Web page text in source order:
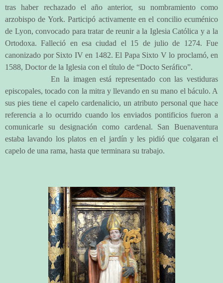
tras haber rechazado el año anterior, su nombramiento como
arzobispo de York. Participó activamente en el concilio ecuménico
de Lyon, convocado para tratar de reunir a la Iglesia Católica y a la
Ortodoxa. Falleció en esa ciudad el 15 de julio de 1274. Fue
canonizado por Sixto IV en 1482. El Papa Sixto V lo proclamó, en
1588, Doctor de la Iglesia con el título de “Docto Seráfico”.
En la imagen está representado con las vestiduras
episcopales, tocado con la mitra y llevando en su mano el báculo. A
sus pies tiene el capelo cardenalicio, un atributo personal que hace
referencia a lo ocurrido cuando los enviados pontificios fueron a
comunicarle su designación como cardenal. San Buenaventura
estaba lavando los platos en el jardín y les pidió que colgaran el
capelo de una rama, hasta que terminara su trabajo.